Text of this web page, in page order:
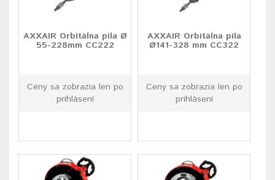
AXXAIR Orbitálna píla Ø
55-228mm CC222
Ceny sa zobrazia len po
prihlásení
AXXAIR Orbitálna píla
Ø141-328 mm CC322
Ceny sa zobrazia len po
prihlásení